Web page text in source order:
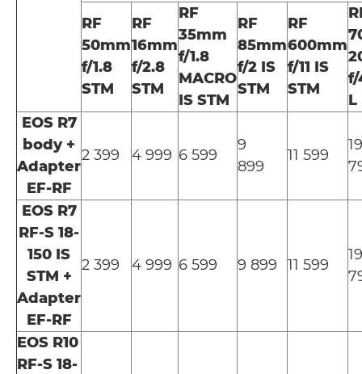
RF
50mm
f/1.8
STM
RF
16mm
f/2.8
STM
RF
35mm
f/1.8
MACRO
IS STM
RF
85mm
f/2 IS
STM
RF
600mm
f/11 IS
STM
f/
L
EOS R7
body +
Adapter
EF-RF
2 399 4 999 6 599
9
899
11 599
19
EOS R7
RF-S 18-
150 IS
STM +
Adapter
EF-RF
2 399 4 999 6 599 9 899 11 599
19
EOS R10
RF-S 18-